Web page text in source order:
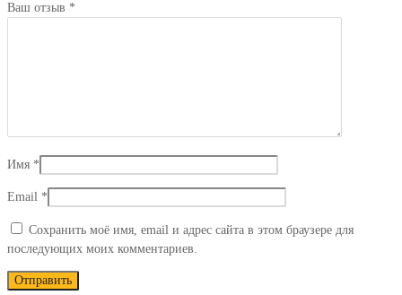
Ваш отзыв *
Имя *
Email *
Сохранить моё имя, email и адрес сайта в этом браузере для
последующих моих комментариев.